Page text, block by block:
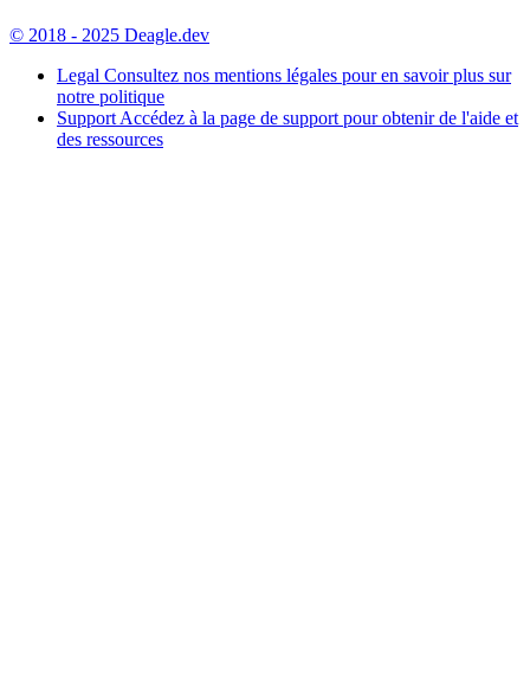
© 2018 - 2025 Deagle.dev
Legal Consultez nos mentions légales pour en savoir plus sur
notre politique
Support Accédez à la page de support pour obtenir de l'aide et
des ressources